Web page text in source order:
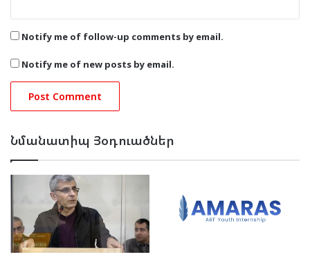
Notify me of follow-up comments by email.
Notify me of new posts by email.
Նմանատիպ Յօդուածներ